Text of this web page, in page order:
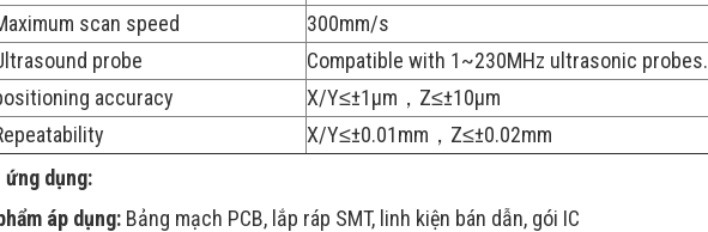
scan speed
300mm/s
probe
Compatible with 1~230MHz ultrasonic probes.
accuracy
X/Y≤±1μm，Z≤±10μm
X/Y≤±0.01mm，Z≤±0.02mm
ứng dụng:
áp dụng: Bảng mạch PCB, lắp ráp SMT, linh kiện bán dẫn, gói IC